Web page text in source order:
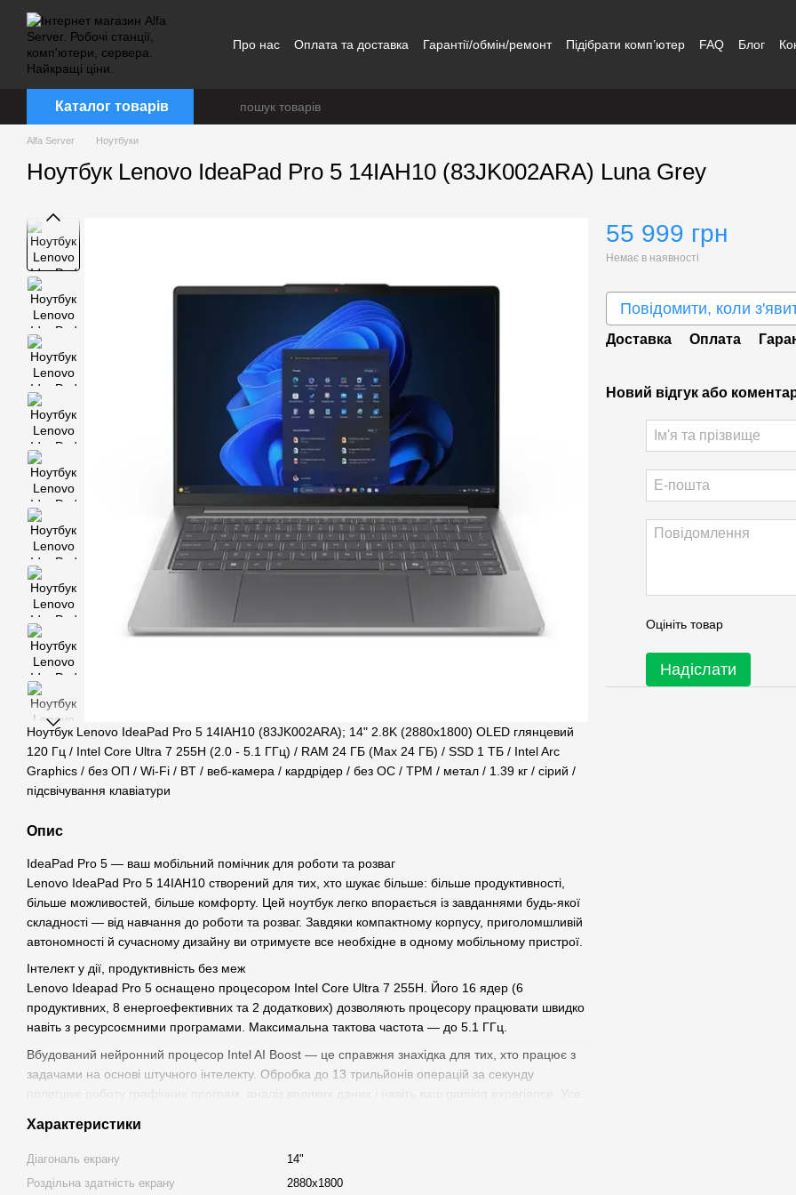
Перейти до основного контенту
Про нас Оплата та доставка Гарантії/обмін/ремонт Підібрати комп’ютер FAQ Блог
Каталог товарів
Alfa Server Ноутбуки
Ноутбук Lenovo IdeaPad Pro 5 14IAH10 (83JK002ARA) Luna Grey
Ноутбук Lenovo IdeaPad Pro 5 14IAH10 (83JK002ARA); 14" 2.8K (2880x1800) OLED глянцевий
120 Гц / Intel Core Ultra 7 255H (2.0 - 5.1 ГГц) / RAM 24 ГБ (Max 24 ГБ) / SSD 1 ТБ / Intel Arc
Graphics / без ОП / Wi-Fi / BT / веб-камера / кардрідер / без ОС / TPM / метал / 1.39 кг / сірий /
підсвічування клавіатури
Опис
IdeaPad Pro 5 — ваш мобільний помічник для роботи та розваг
Lenovo IdeaPad Pro 5 14IAH10 створений для тих, хто шукає більше: більше продуктивності,
більше можливостей, більше комфорту. Цей ноутбук легко впорається із завданнями будь-якої
складності — від навчання до роботи та розваг. Завдяки компактному корпусу, приголомшливій
автономності й сучасному дизайну ви отримуєте все необхідне в одному мобільному пристрої.
Інтелект у дії, продуктивність без меж
Lenovo Ideapad Pro 5 оснащено процесором Intel Core Ultra 7 255H. Його 16 ядер (6
продуктивних, 8 енергоефективних та 2 додаткових) дозволяють процесору працювати швидко
навіть з ресурсоємними програмами. Максимальна тактова частота — до 5.1 ГГц.
Вбудований нейронний процесор Intel AI Boost — це справжня знахідка для тих, хто працює з
задачами на основі штучного інтелекту. Обробка до 13 трильйонів операцій за секунду
полегшує роботу графічних програм, аналіз великих даних і навіть ваш gaming experience. Усе
Ideapad Pro 5 має 24 ГБ оперативної пам’яті типу LPDDR5x із частотою до 8533 МГц — це
суперефективна пам’ять нового покоління, яка забезпечує швидку роботу навіть найскладніших
Характеристики
Діагональ екрану
14"
Роздільна здатність екрану
2880x1800
55 999 грн
Немає в наявності
Повідомити, коли
Доставка Оплата
Новий відгук або
Оцініть товар
Надіслати